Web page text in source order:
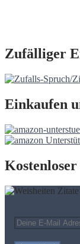
Zufälliger
Einkaufen